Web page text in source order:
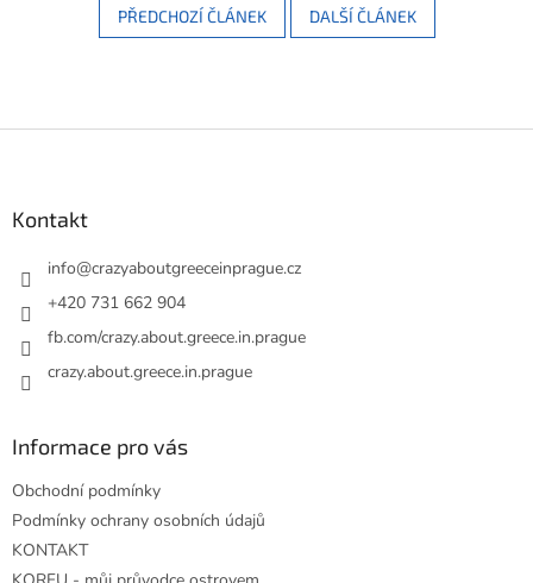
PŘEDCHOZÍ ČLÁNEK DALŠÍ ČLÁNEK
Kontakt
info@crazyaboutgreeceinprague.cz
+420 731 662 904
fb.com/crazy.about.greece.in.prague
crazy.about.greece.in.prague
Informace pro vás
Obchodní podmínky
Podmínky ochrany osobních údajů
KONTAKT